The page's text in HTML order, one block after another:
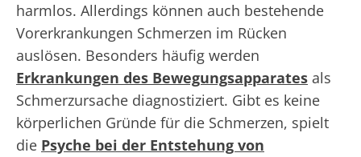
harmlos. Allerdings können auch bestehende
Vorerkrankungen Schmerzen im Rücken
auslösen. Besonders häufig werden
Erkrankungen des Bewegungsapparates als
Schmerzursache diagnostiziert. Gibt es keine
körperlichen Gründe für die Schmerzen, spielt
die Psyche bei der Entstehung von